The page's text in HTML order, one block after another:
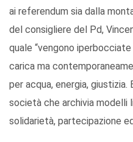
ai referendum sia dalla
del consigliere del Pd,
quale “vengono
carica ma
per acqua, energia, giustizia.
società che archivia modelli
solidarietà, partecipazione